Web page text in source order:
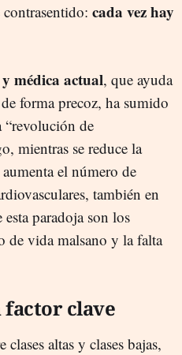
contrasentido: cada vez hay
médica actual, que ayuda
forma precoz, ha sumido
“revolución de
mientras se reduce la
el número de
también en
paradoja son los
de vida malsano y la falta
factor clave
altas y clases bajas,